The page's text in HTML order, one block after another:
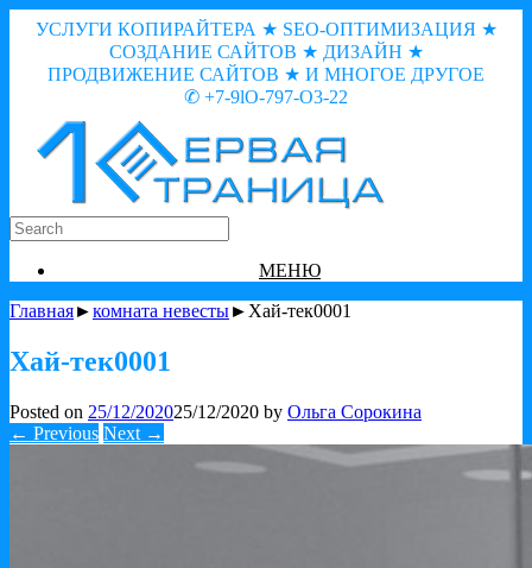
УСЛУГИ КОПИРАЙТЕРА ★ SEO-ОПТИМИЗАЦИЯ ★
СОЗДАНИЕ САЙТОВ ★ ДИЗАЙН ★
ПРОДВИЖЕНИЕ САЙТОВ ★ И МНОГОЕ ДРУГОЕ
✆ +7-9lO-797-O3-22
МЕНЮ
Главная►комната невесты►Хай-тек0001
Хай-тек0001
Posted on 25/12/202025/12/2020 by Ольга Сорокина
← Previous Next →